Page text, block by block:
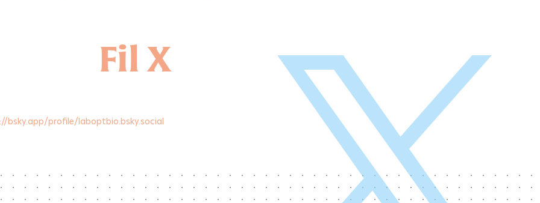
New publication in Optica - Two-
A new paper from the LOB microscopy unit
the signal-to-photodamage ratio during live
imaging. Two-photon light-sheet live imaging
New publication in npj Heritage
Science, first paper from the LOB on
OCT applied to the investigation of
cultural heritage artifacts.
Congratulation to Gael Latour's team. First
paper from the LOB on OCT applied to the
investigation of cultural heritage artifacts.
We show the interest in imaging varnish
layers, measuring their thicknesses and
following conservation treatments based on
Fil X
bsky.app/profile/laboptbio.bsky.social